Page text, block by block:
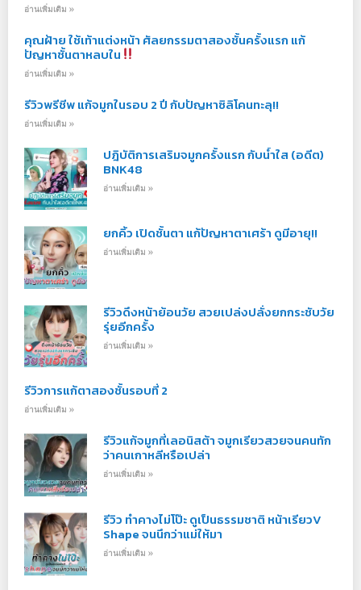
อ่านเพิ่มเติม »
คุณฝ้าย ใช้เท้าแต่งหน้า ศัลยกรรมตาสองชั้นครั้งแรก แก้
ปัญหาชั้นตาหลบใน
อ่านเพิ่มเติม »
รีวิวพรีชีพ แก้จมูกในรอบ 2 ปี กับปัญหาซิลิโคนทะลุ!!
อ่านเพิ่มเติม »
ปฎิบัติการเสริมจมูกครั้งแรก กับน้ำใส (อดีต)
BNK48
อ่านเพิ่มเติม »
ยกคิ้ว เปิดชั้นตา แก้ปัญหาตาเศร้า ดูมีอายุ!!
อ่านเพิ่มเติม »
รีวิวดึงหน้าย้อนวัย สวยเปล่งปลั่งยกกระชับวัย
รุ่ยอีกครั้ง
อ่านเพิ่มเติม »
รีวิวการแก้ตาสองชั้นรอบที่ 2
อ่านเพิ่มเติม »
รีวิวแก้จมูกที่เลอนิสต้า จมูกเรียวสวยจนคนทัก
ว่าคนเกาหลีหรือเปล่า
อ่านเพิ่มเติม »
รีวิว ทำคางไม่โป๊ะ ดูเป็นธรรมชาติ หน้าเรียวV
Shape จนนึกว่าแม่ให้มา
อ่านเพิ่มเติม »